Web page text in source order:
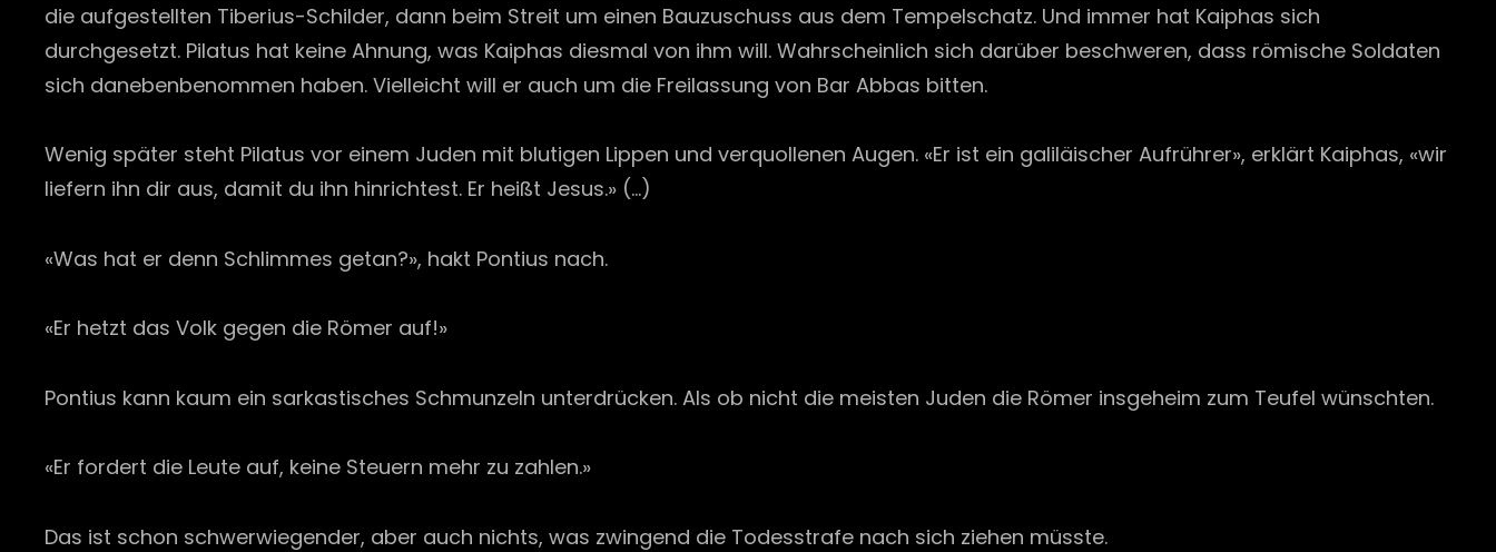
die aufgestellten Tiberius-Schilder, dann beim Streit um einen Bauzuschuss aus dem Tempelschatz. Und immer hat Kaiphas sich
durchgesetzt. Pilatus hat keine Ahnung, was Kaiphas diesmal von ihm will. Wahrscheinlich sich darüber beschweren, dass römische Soldaten
sich danebenbenommen haben. Vielleicht will er auch um die Freilassung von Bar Abbas bitten.
Wenig später steht Pilatus vor einem Juden mit blutigen Lippen und verquollenen Augen. «Er ist ein galiläischer Aufrührer», erklärt Kaiphas, «wir
liefern ihn dir aus, damit du ihn hinrichtest. Er heißt Jesus.» (…)
«Was hat er denn Schlimmes getan?», hakt Pontius nach.
«Er hetzt das Volk gegen die Römer auf!»
Pontius kann kaum ein sarkastisches Schmunzeln unterdrücken. Als ob nicht die meisten Juden die Römer insgeheim zum Teufel wünschten.
«Er fordert die Leute auf, keine Steuern mehr zu zahlen.»
Das ist schon schwerwiegender, aber auch nichts, was zwingend die Todesstrafe nach sich ziehen müsste.